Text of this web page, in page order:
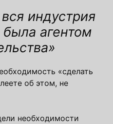
индустрия
агентом
«сделать
об этом, не
необходимости